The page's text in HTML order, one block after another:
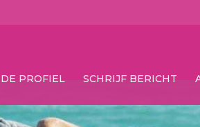
PROFIEL SCHRIJF BERICHT